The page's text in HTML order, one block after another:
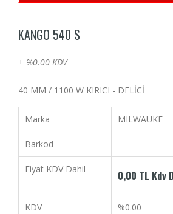
KANGO 540 S
+ %0.00 KDV
40 MM / 1100 W KIRICI - DELİCİ
Marka MILWAUKE
Barkod
Fiyat KDV Dahil 0,00 TL Kdv
KDV %0.00